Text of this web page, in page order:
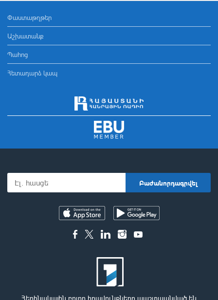
Փաստաթղթեր
Աշխատանք
Պահոց
Հետադարձ կապ
Հեղինակային բոլոր իրավունքները պաշտպանված են